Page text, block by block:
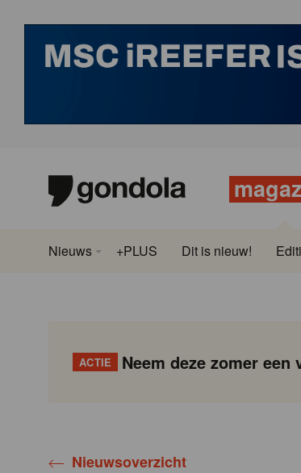
Nieuws +PLUS Dit is nieuw!
ACTIE Neem deze zomer
Nieuwsoverzicht